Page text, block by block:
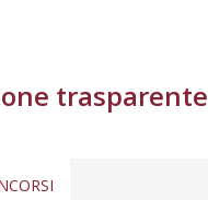
trasparente